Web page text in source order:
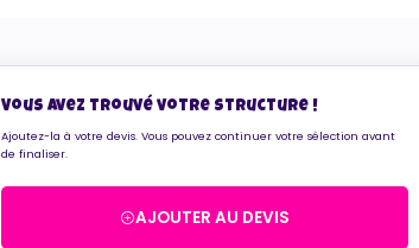
Vous avez trouvé votre structure !
Ajoutez-la à votre devis. Vous pouvez continuer votre sélection avant
de finaliser.
AJOUTER AU DEVIS